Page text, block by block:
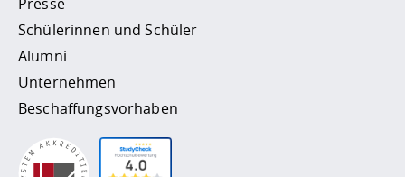
Schülerinnen und Schüler
Alumni
Unternehmen
Beschaffungsvorhaben